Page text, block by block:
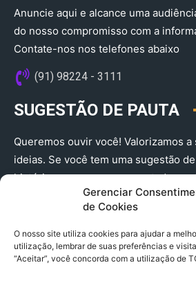
Gerenciar
de Cookies
O nosso site utiliza cookies para ajudar a
utilização, lembrar de suas preferências e
“Aceitar”, você concorda com a utilização de
Anuncie aqui e alcance uma
do nosso compromisso com a
Contate-nos nos telefones abaixo
(91) 98224 - 3111
SUGESTÃO DE PAUTA
Queremos ouvir você! Valorizamos a
ideias. Se você tem uma sugestão
história que merece ser contada,
(91) 98224 - 3111